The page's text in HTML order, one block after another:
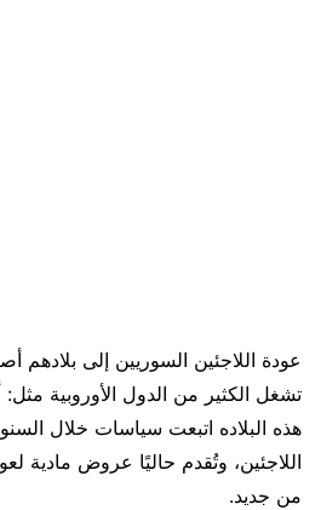
عودة اللاجئين السوريين إلى بلادهم
تشغل الكثير من الدول الأوروبية مثل:
هذه البلاده اتبعت سياسات خلال
اللاجئين، وتُقدم حاليًا عروض مادية
من جديد.